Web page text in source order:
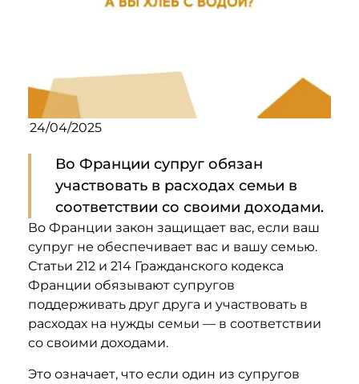
24/04/2025
Во Франции супруг обязан
участвовать в расходах семьи в
соответствии со своими доходами.
Во Франции закон защищает вас, если ваш
супруг не обеспечивает вас и вашу семью.
Статьи 212 и 214 Гражданского кодекса
Франции обязывают супругов
поддерживать друг друга и участвовать в
расходах на нужды семьи — в соответствии
со своими доходами.
Это означает, что если один из супругов